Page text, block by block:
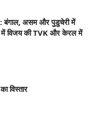
बंगाल, असम और पुडुचेरी में
में विजय की TVK और केरल में
विस्तार